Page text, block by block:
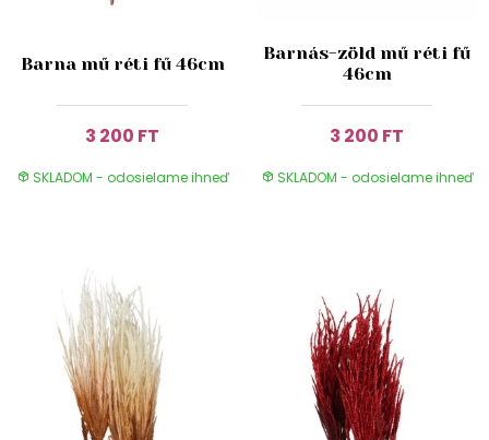
Barna mű réti fű 46cm
3 200 FT
SKLADOM - odosielame ihneď
Barnás-zöld mű réti fű
46cm
3 200 FT
SKLADOM - odosielame ihneď